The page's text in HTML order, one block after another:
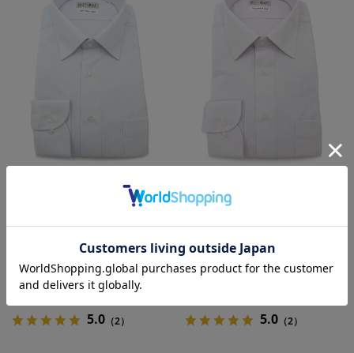
【完全ノーアイロン】長袖アイシャ
ツセミワイドカラーシャドウストラ
OUTLET
6,259 円 （税込）
5.0 （2）
ツセミワイドカラーシャドウストラ
SALE 49%OFF OUTLET
価格 6,259
5.0 （2）